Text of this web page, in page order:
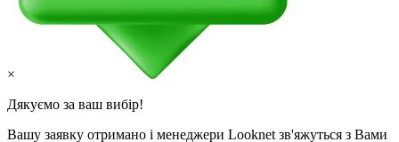
×
Дякуємо за ваш вибір!
Вашу заявку отримано і менеджери Looknet зв'яжуться з Вами